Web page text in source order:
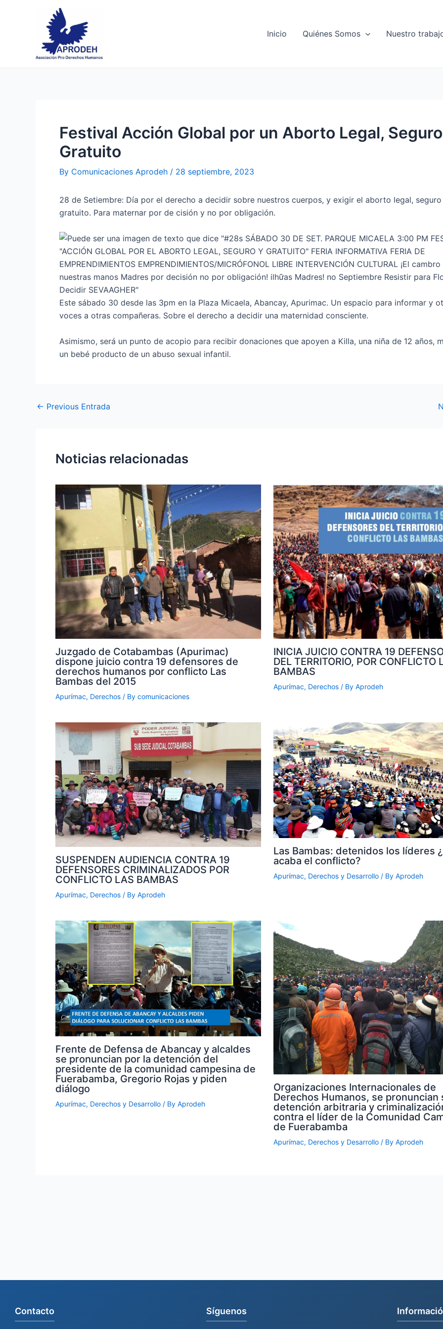
Inicio Quiénes Somos Nuestro
Festival Acción Global por un Aborto Legal,
Gratuito
By Comunicaciones Aprodeh / 28 septiembre, 2023
28 de Setiembre: Día por el derecho a decidir sobre nuestros cuerpos, y exigir el aborto legal,
gratuito. Para maternar por de cisión y no por obligación.
Este sábado 30 desde las 3pm en la Plaza Micaela, Abancay, Apurimac. Un espacio para informar y
voces a otras compañeras. Sobre el derecho a decidir una maternidad consciente.
Asimismo, será un punto de acopio para recibir donaciones que apoyen a Killa, una niña de 12 años,
un bebé producto de un abuso sexual infantil.
navigation
← Previous Entrada
Noticias relacionadas
Juzgado de Cotabambas (Apurimac)
dispone juicio contra 19 defensores de
derechos humanos por conflicto Las
Bambas del 2015
Apurímac, Derechos / By comunicaciones
INICIA JUICIO CONTRA 19
DEL TERRITORIO, POR CONFLICTO
BAMBAS
Apurímac, Derechos/ By Aprodeh
SUSPENDEN AUDIENCIA CONTRA 19
DEFENSORES CRIMINALIZADOS POR
CONFLICTO LAS BAMBAS
Apurímac, Derechos / By Aprodeh
Las Bambas: detenidos los líderes
acaba el conflicto?
Apurímac, Derechos y Desarrollo/ By Aprodeh
Frente de Defensa de Abancay y alcaldes
se pronuncian por la detención del
presidente de la comunidad campesina de
Fuerabamba, Gregorio Rojas y piden
diálogo
Apurímac, Derechos y Desarrollo / By Aprodeh
Organizaciones Internacionales de
Derechos Humanos, se pronuncian
detención arbitraria y
contra el líder de la Comunidad
de Fuerabamba
Apurímac, Derechos y Desarrollo/ By Aprodeh
Contacto Síguenos